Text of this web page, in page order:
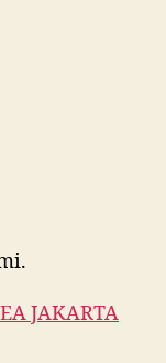
JAKARTA